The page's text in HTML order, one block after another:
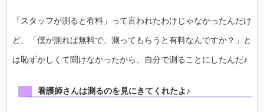
「スタッフが測ると有料」って言われたわけじゃなかったんだけ
ど、「僕が測れば無料で、測ってもらうと有料なんですか？」と
は恥ずかしくて聞けなかったから、自分で測ることにしたんだ♪
看護師さんは測るのを見にきてくれたよ♪